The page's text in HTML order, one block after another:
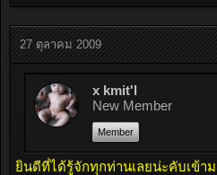
27 ตุลาคม 2009
x kmit'l
New Member
Member
ยินดีที่ได้รู้จักทุกท่านเลยน่ะคับเข้า